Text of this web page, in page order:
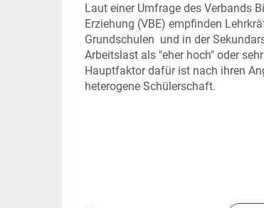
Laut einer Umfrage des Verbands
Erziehung (VBE) empfinden
Grundschulen und in der
Arbeitslast als "eher hoch" oder
Hauptfaktor dafür ist nach ihren
heterogene Schülerschaft.